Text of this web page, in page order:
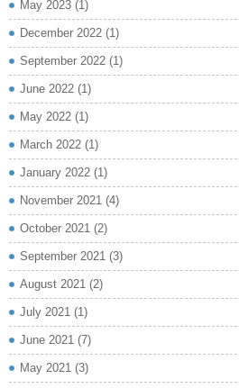
May 2023 (1)
December 2022 (1)
September 2022 (1)
June 2022 (1)
May 2022 (1)
March 2022 (1)
January 2022 (1)
November 2021 (4)
October 2021 (2)
September 2021 (3)
August 2021 (2)
July 2021 (1)
June 2021 (7)
May 2021 (3)